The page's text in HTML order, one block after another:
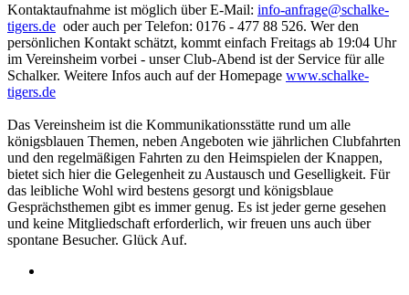
Kontaktaufnahme ist möglich über E-Mail: info-anfrage@schalke-
tigers.de oder auch per Telefon: 0176 - 477 88 526. Wer den
persönlichen Kontakt schätzt, kommt einfach Freitags ab 19:04 Uhr
im Vereinsheim vorbei - unser Club-Abend ist der Service für alle
Schalker. Weitere Infos auch auf der Homepage www.schalke-
tigers.de
Das Vereinsheim ist die Kommunikationsstätte rund um alle
königsblauen Themen, neben Angeboten wie jährlichen Clubfahrten
und den regelmäßigen Fahrten zu den Heimspielen der Knappen,
bietet sich hier die Gelegenheit zu Austausch und Geselligkeit. Für
das leibliche Wohl wird bestens gesorgt und königsblaue
Gesprächsthemen gibt es immer genug. Es ist jeder gerne gesehen
und keine Mitgliedschaft erforderlich, wir freuen uns auch über
spontane Besucher. Glück Auf.